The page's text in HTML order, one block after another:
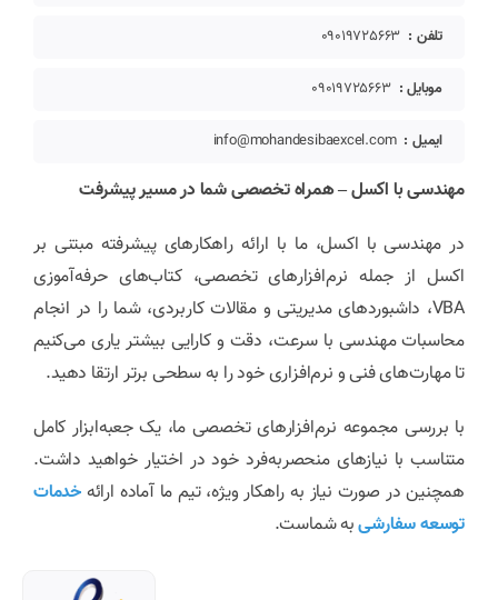
تلفن : 09019725663
موبایل : 09019725663
ایمیل : info@mohandesibaexcel.com
مهندسی با اکسل – همراه تخصصی شما در مسیر پیشرفت
در مهندسی با اکسل، ما با ارائه راهکارهای پیشرفته مبتنی بر
اکسل از جمله نرم‌افزارهای تخصصی، کتاب‌های حرفه‌آموزی
VBA، داشبوردهای مدیریتی و مقالات کاربردی، شما را در انجام
محاسبات مهندسی با سرعت، دقت و کارایی بیشتر یاری می‌کنیم
تا مهارت‌های فنی و نرم‌افزاری خود را به سطحی برتر ارتقا دهید.
با بررسی مجموعه نرم‌افزارهای تخصصی ما، یک جعبه‌ابزار کامل
متناسب با نیازهای منحصربه‌فرد خود در اختیار خواهید داشت.
همچنین در صورت نیاز به راهکار ویژه، تیم ما آماده ارائهخدمات
توسعه سفارشیبه شماست.